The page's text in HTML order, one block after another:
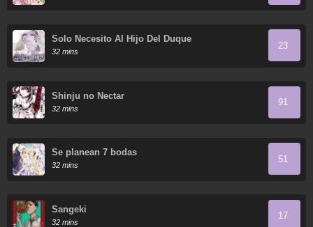
Solo Necesito Al Hijo Del Duque
32 mins
23
Shinju no Nectar
32 mins
91
Se planean 7 bodas
32 mins
51
Sangeki
32 mins
17